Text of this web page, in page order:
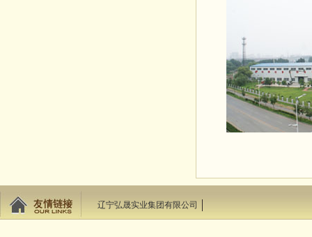
辽宁弘晟实业集团有限公司